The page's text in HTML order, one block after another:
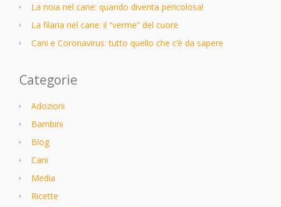
La noia nel cane: quando diventa pericolosa!
La filaria nel cane: il “verme” del cuore
Cani e Coronavirus: tutto quello che c’è da sapere
Categorie
Adozioni
Bambini
Blog
Cani
Media
Ricette